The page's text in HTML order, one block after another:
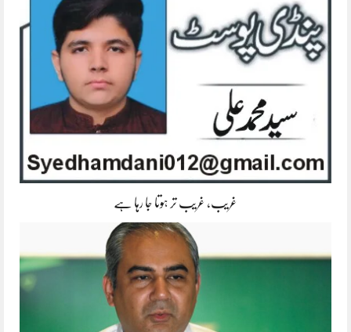
غریب، غریب تر ہوتا جا رہا ہے